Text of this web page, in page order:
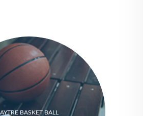
AYTRE BASKET BALL